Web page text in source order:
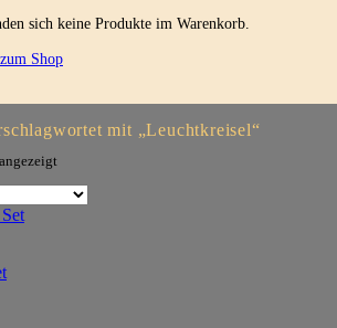
sich keine Produkte im Warenkorb.
Shop
mit „Leuchtkreisel“